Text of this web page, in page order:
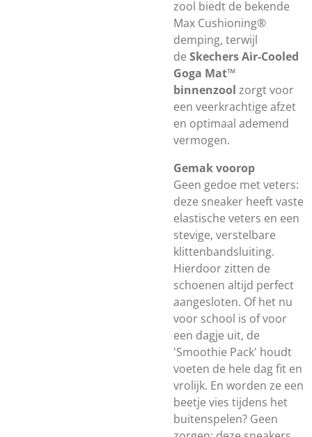
zool biedt de bekende
Max Cushioning®
demping, terwijl
de Skechers Air-Cooled
Goga Mat™
binnenzool zorgt voor
een veerkrachtige afzet
en optimaal ademend
vermogen.
Gemak voorop
Geen gedoe met veters:
deze sneaker heeft vaste
elastische veters en een
stevige, verstelbare
klittenbandsluiting.
Hierdoor zitten de
schoenen altijd perfect
aangesloten. Of het nu
voor school is of voor
een dagje uit, de
'Smoothie Pack' houdt
voeten de hele dag fit en
vrolijk. En worden ze een
beetje vies tijdens het
buitenspelen? Geen